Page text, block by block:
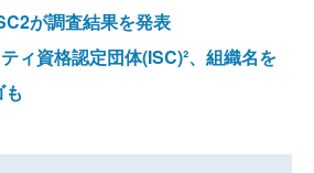
が調査結果を発表
ィ資格認定団体(ISC)²、組織名を